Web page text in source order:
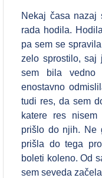
Nekaj časa nazaj
rada hodila.
pa sem se
zelo sprostilo, saj
sem bila
enostavno
tudi res, da sem
katere res
prišlo do njih. Ne
prišla do tega
boleti koleno. Od
sem seveda